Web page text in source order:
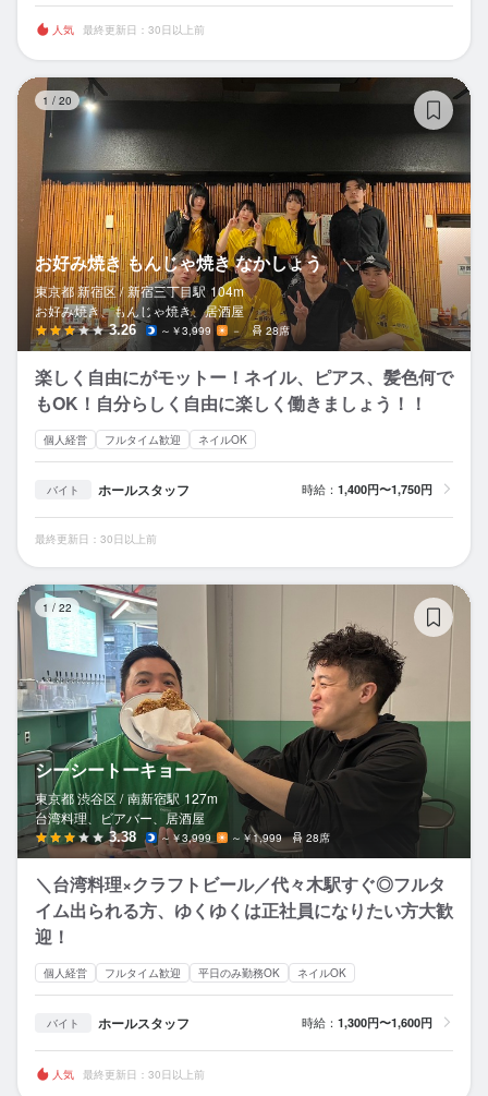
人気 最終更新日：30日以上前
1 / 20
お好み焼き もんじゃ焼き なかしょう
東京都 新宿区 / 新宿三丁目駅 104m
お好み焼き、もんじゃ焼き、居酒屋
3.26 ～￥3,999 － 28席
楽しく自由にがモットー！ネイル、ピアス、髪色何で
もOK！自分らしく自由に楽しく働きましょう！！
個人経営 フルタイム歓迎 ネイルOK
バイト ホールスタッフ 時給： 1,400円〜1,750円
最終更新日：30日以上前
1 / 22
シーシートーキョー
東京都 渋谷区 / 南新宿駅 127m
台湾料理、ビアバー、居酒屋
3.38 ～￥3,999 ～￥1,999 28席
＼台湾料理×クラフトビール／代々木駅すぐ◎フルタ
イム出られる方、ゆくゆくは正社員になりたい方大歓
迎！
個人経営 フルタイム歓迎 平日のみ勤務OK ネイルOK
バイト ホールスタッフ 時給： 1,300円〜1,600円
人気 最終更新日：30日以上前